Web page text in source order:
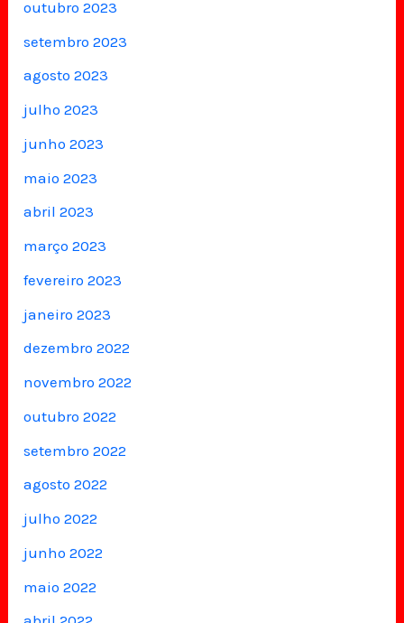
outubro 2023
setembro 2023
agosto 2023
julho 2023
junho 2023
maio 2023
abril 2023
março 2023
fevereiro 2023
janeiro 2023
dezembro 2022
novembro 2022
outubro 2022
setembro 2022
agosto 2022
julho 2022
junho 2022
maio 2022